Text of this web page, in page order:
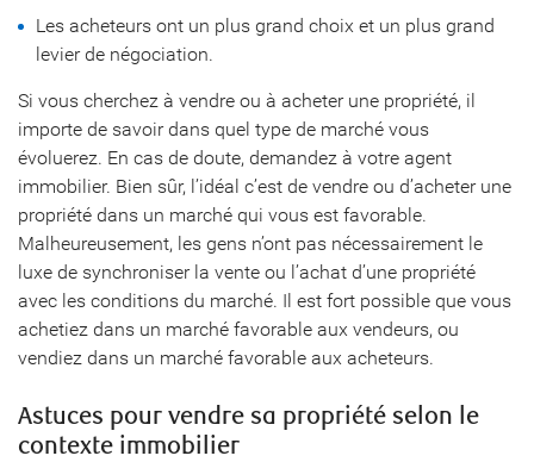
Les acheteurs ont un plus grand choix et un plus grand
levier de négociation.
Si vous cherchez à vendre ou à acheter une propriété, il
importe de savoir dans quel type de marché vous
évoluerez. En cas de doute, demandez à votre agent
immobilier. Bien sûr, l’idéal c’est de vendre ou d’acheter une
propriété dans un marché qui vous est favorable.
Malheureusement, les gens n’ont pas nécessairement le
luxe de synchroniser la vente ou l’achat d’une propriété
avec les conditions du marché. Il est fort possible que vous
achetiez dans un marché favorable aux vendeurs, ou
vendiez dans un marché favorable aux acheteurs.
Astuces pour vendre sa propriété selon le
contexte immobilier